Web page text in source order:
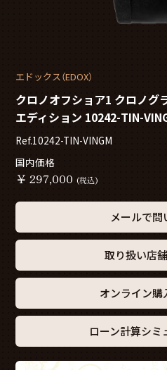
エドックス（EDOX）
クロノオフショア1 クロノグ
エディション 10242-TIN-
Ref.10242-TIN-VINGM
国内価格
￥ 297,000 (税込)
メールで問
取り扱い店
オンライン購
ローン計算シミ